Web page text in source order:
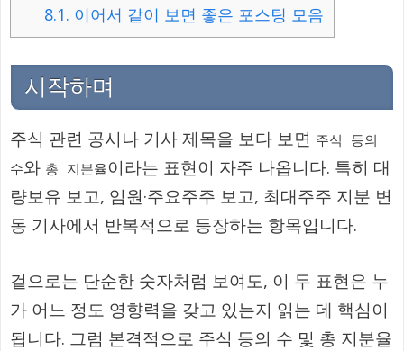
8.1. 이어서 같이 보면 좋은 포스팅 모음
시작하며
주식 관련 공시나 기사 제목을 보다 보면 주식 등의
수와 총 지분율이라는 표현이 자주 나옵니다. 특히 대
량보유 보고, 임원·주요주주 보고, 최대주주 지분 변
동 기사에서 반복적으로 등장하는 항목입니다.
겉으로는 단순한 숫자처럼 보여도, 이 두 표현은 누
가 어느 정도 영향력을 갖고 있는지 읽는 데 핵심이
됩니다. 그럼 본격적으로 주식 등의 수 및 총 지분율